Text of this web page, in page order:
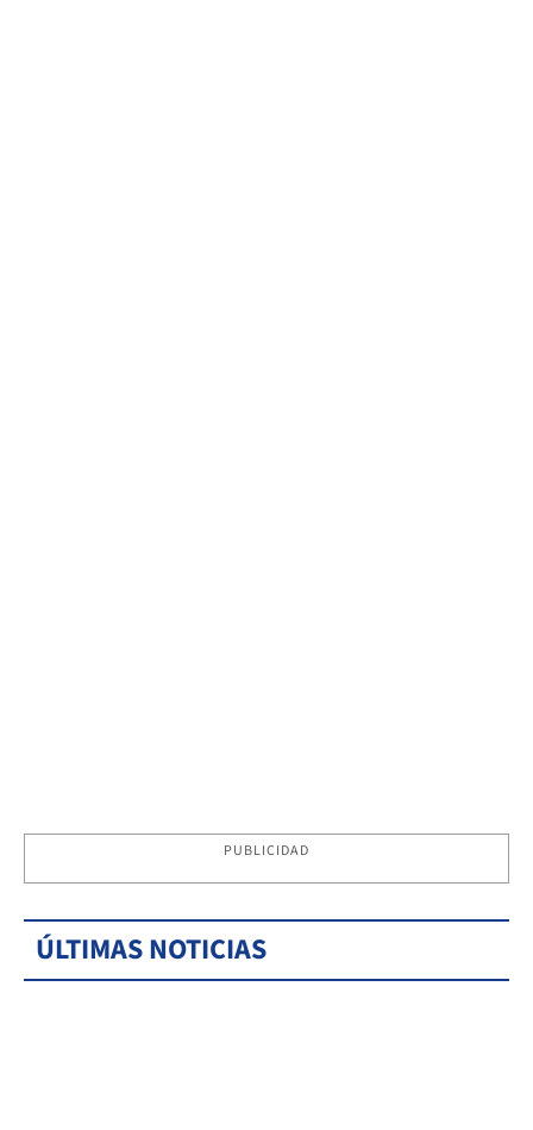
PUBLICIDAD
ÚLTIMAS NOTICIAS